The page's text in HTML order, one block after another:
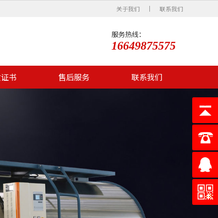
关于我们 联系我们
服务热线：
16649875575
书 售后服务 联系我们